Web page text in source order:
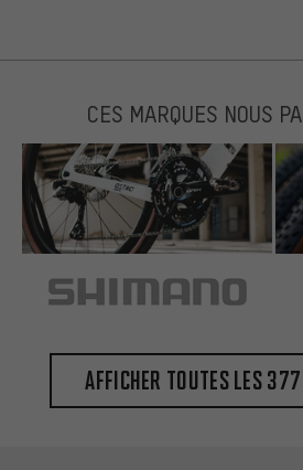
CES MARQUES NOUS
Afficher toutes les 377